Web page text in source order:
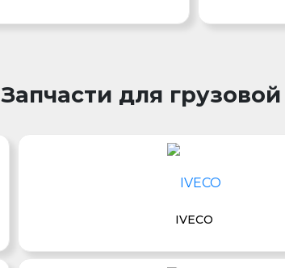
Запчасти для
IVECO